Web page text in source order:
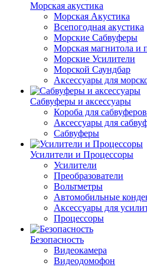
Морская акустика
Морская Акустика
Всепогодная акустика
Морские Сабвуферы
Морская магнитола и
Морские Усилители
Морской Cаундбар
Аксессуары для
Сабвуферы и аксессуары
Короба для сабвуферов
Аксессуары для
Сабвуферы
Усилители и Процессоры
Усилители
Преобразователи
Вольтметры
Автомобильные
Аксессуары для
Процессоры
Безопасность
Видеокамера
Видеодомофон